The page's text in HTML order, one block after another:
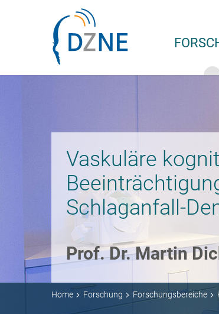
Zur Bereichsnavigation springen
Zum Inhalt springen
Vaskuläre
Schlaganfall-
Prof. Dr. Martin
Home Forschung Forschungsbereiche